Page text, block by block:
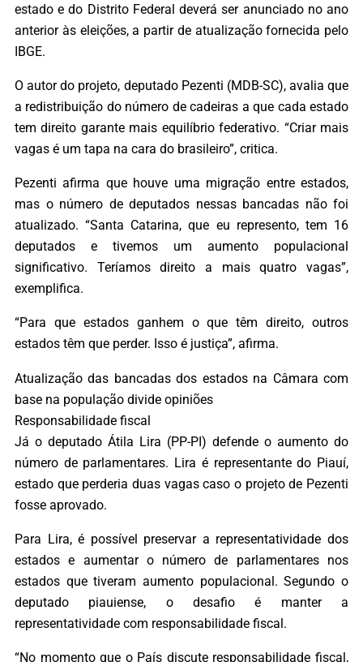
estado e do Distrito Federal deverá ser anunciado no ano
anterior às eleições, a partir de atualização fornecida pelo
IBGE.
O autor do projeto, deputado Pezenti (MDB-SC), avalia que
a redistribuição do número de cadeiras a que cada estado
tem direito garante mais equilíbrio federativo. “Criar mais
vagas é um tapa na cara do brasileiro”, critica.
Pezenti afirma que houve uma migração entre estados,
mas o número de deputados nessas bancadas não foi
atualizado. “Santa Catarina, que eu represento, tem 16
deputados e tivemos um aumento populacional
significativo. Teríamos direito a mais quatro vagas”,
exemplifica.
“Para que estados ganhem o que têm direito, outros
estados têm que perder. Isso é justiça”, afirma.
Atualização das bancadas dos estados na Câmara com
base na população divide opiniões
Responsabilidade fiscal
Já o deputado Átila Lira (PP-PI) defende o aumento do
número de parlamentares. Lira é representante do Piauí,
estado que perderia duas vagas caso o projeto de Pezenti
fosse aprovado.
Para Lira, é possível preservar a representatividade dos
estados e aumentar o número de parlamentares nos
estados que tiveram aumento populacional. Segundo o
deputado piauiense, o desafio é manter a
representatividade com responsabilidade fiscal.
“No momento que o País discute responsabilidade fiscal,